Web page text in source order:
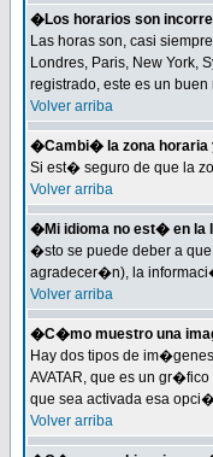
�Los horarios son
Las horas son, casi
Londres, Paris, New York,
registrado, este es un
Volver arriba
�Cambi� la zona horaria
Si est� seguro de que la
Volver arriba
�Mi idioma no est� en la
�sto se puede deber a
agradecer�n), la
Volver arriba
�C�mo muestro una
Hay dos tipos de
AVATAR, que es un
que sea activada esa
Volver arriba